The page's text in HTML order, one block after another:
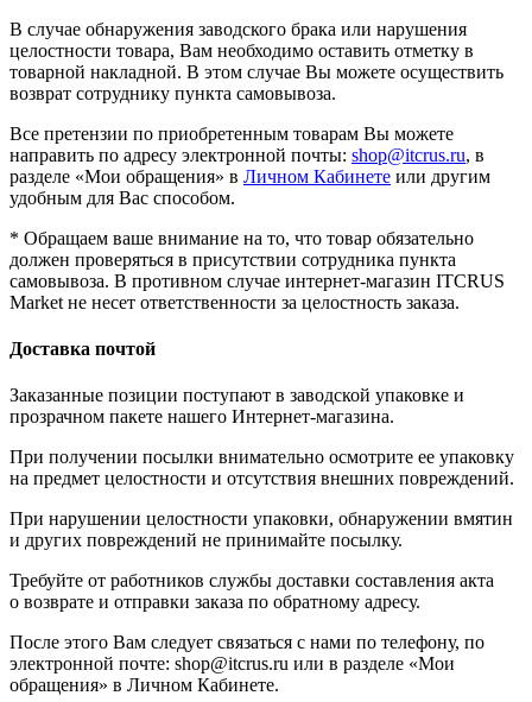
В случае обнаружения заводского брака или нарушения
целостности товара, Вам необходимо оставить отметку в
товарной накладной. В этом случае Вы можете осуществить
возврат сотруднику пункта самовывоза.
Все претензии по приобретенным товарам Вы можете
направить по адресу электронной почты: shop@itcrus.ru, в
разделе «Мои обращения» в Личном Кабинете или другим
удобным для Вас способом.
* Обращаем ваше внимание на то, что товар обязательно
должен проверяться в присутствии сотрудника пункта
самовывоза. В противном случае интернет-магазин ITCRUS
Market не несет ответственности за целостность заказа.
Доставка почтой
Заказанные позиции поступают в заводской упаковке и
прозрачном пакете нашего Интернет-магазина.
При получении посылки внимательно осмотрите ее упаковку
на предмет целостности и отсутствия внешних повреждений.
При нарушении целостности упаковки, обнаружении вмятин
и других повреждений не принимайте посылку.
Требуйте от работников службы доставки составления акта
о возврате и отправки заказа по обратному адресу.
После этого Вам следует связаться с нами по телефону, по
электронной почте: shop@itcrus.ru или в разделе «Мои
обращения» в Личном Кабинете.